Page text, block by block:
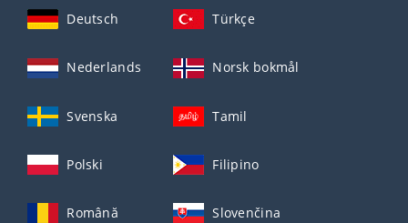
Deutsch Türkçe
Nederlands Norsk bokmål
Svenska Tamil
Polski Filipino
Română Slovenčina